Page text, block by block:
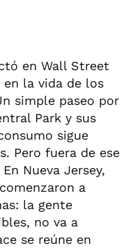
en Wall Street
la vida de los
simple paseo por
Park y sus
sigue
Pero fuera de ese
Nueva Jersey,
a
la gente
no va a
se reúne en